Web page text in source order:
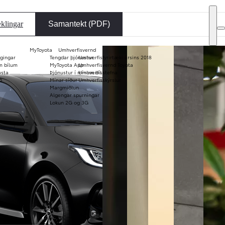
Verð og
bæklingar
bílum
MyToyota
Tengdar þjónustur
MyToyota App
Þjónustur í mínum bíl
Mínar síður
Margmiðlun
Algengar spurningar
Lokun 2G og 3G
Umhverfisvernd
Umhverfisfyrirtæki ársins 2018
Umhverfisvernd Toyota
Umhverfisstefna
Umhverfisskýrslur
Samantekt (PDF)